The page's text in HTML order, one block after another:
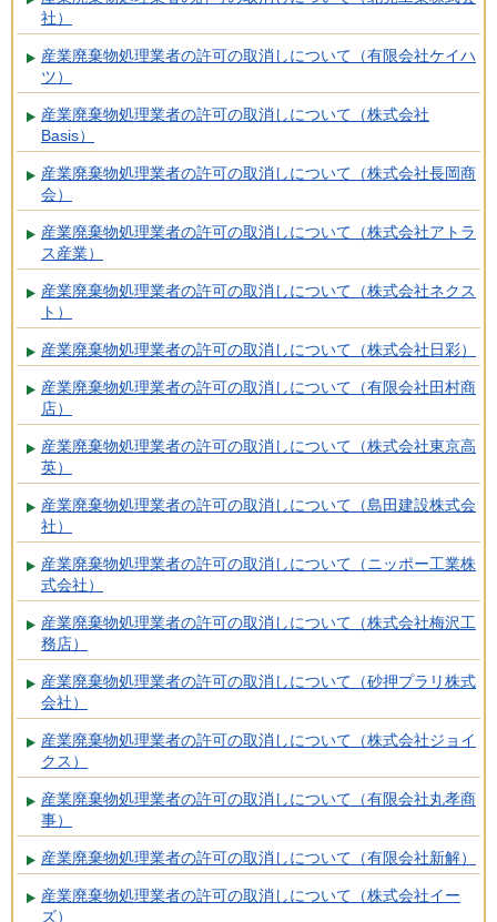
社）
産業廃棄物処理業者の許可の取消しについて（有限会社ケイハ
ツ）
産業廃棄物処理業者の許可の取消しについて（株式会社
Basis）
産業廃棄物処理業者の許可の取消しについて（株式会社長岡商
会）
産業廃棄物処理業者の許可の取消しについて（株式会社アトラ
ス産業）
産業廃棄物処理業者の許可の取消しについて（株式会社ネクス
ト）
産業廃棄物処理業者の許可の取消しについて（株式会社日彩）
産業廃棄物処理業者の許可の取消しについて（有限会社田村商
店）
産業廃棄物処理業者の許可の取消しについて（株式会社東京高
英）
産業廃棄物処理業者の許可の取消しについて（島田建設株式会
社）
産業廃棄物処理業者の許可の取消しについて（ニッポー工業株
式会社）
産業廃棄物処理業者の許可の取消しについて（株式会社梅沢工
務店）
産業廃棄物処理業者の許可の取消しについて（砂押プラリ株式
会社）
産業廃棄物処理業者の許可の取消しについて（株式会社ジョイ
クス）
産業廃棄物処理業者の許可の取消しについて（有限会社丸孝商
事）
産業廃棄物処理業者の許可の取消しについて（有限会社新解）
産業廃棄物処理業者の許可の取消しについて（株式会社イー
ズ）